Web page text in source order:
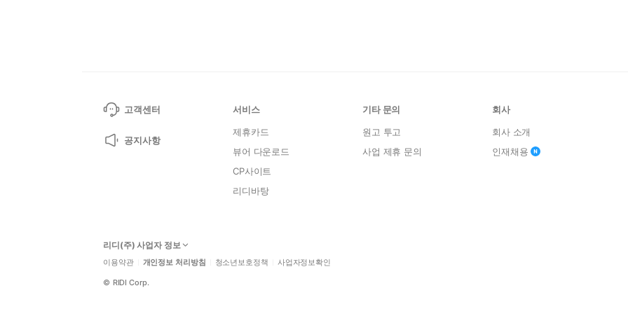
고객센터
공지사항
서비스
제휴카드
뷰어 다운로드
CP사이트
리디바탕
기타 문의
원고 투고
사업 제휴 문의
회사
회사 소개
인재채용
리디(주) 사업자 정보
이용약관 개인정보 처리방침 청소년보호정책 사업자정보확인
© RIDI Corp.